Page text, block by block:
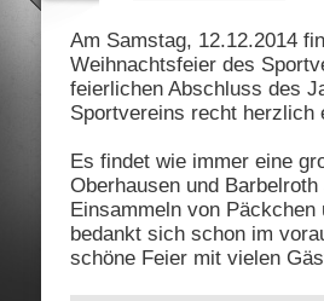
Am Samstag, 12.12.2014
Weihnachtsfeier des
feierlichen Abschluss des
Sportvereins recht herzlich
Es findet wie immer eine
Oberhausen und
Einsammeln von
bedankt sich schon im
schöne Feier mit vielen